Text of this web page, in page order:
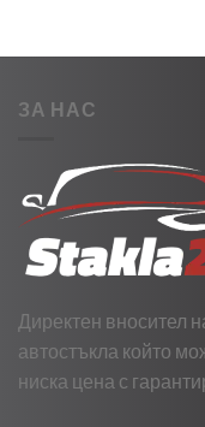
ЗА НАС
Директен вносител
автостъкла който
ниска цена с